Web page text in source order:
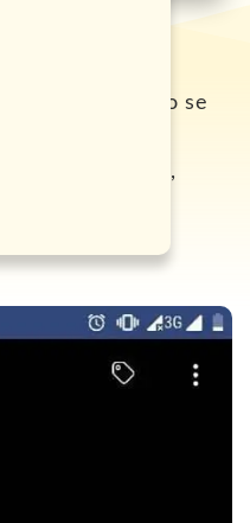
Iran, uskoro se
zemlje za
puta sedmično,